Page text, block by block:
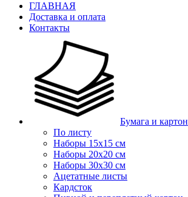
ГЛАВНАЯ
Доставка и оплата
Контакты
Бумага и картон
По листу
Наборы 15х15 см
Наборы 20х20 см
Наборы 30х30 см
Ацетатные листы
Кардсток